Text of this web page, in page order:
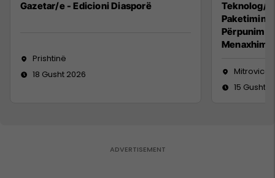
Gazetar/e - Edicioni Diasporë
Prishtinë
18 Gusht 2026
Teknolog/e
Paketimin
Mitrovicë
15 Gusht